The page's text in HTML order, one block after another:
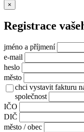
×
Registrace
jméno a příjmení
e-mail
heslo
město
chci vystavit fakturu
společnost
IČO
DIČ
město / obec